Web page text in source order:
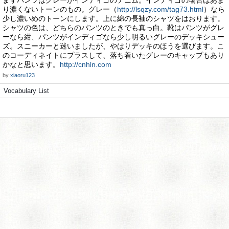
り濃くないトーンのもの。グレー（http://lsqzy.com/tag73.html）なら
少し濃いめのトーンにします。上に綿の長袖のシャツをはおります。
シャツの色は、どちらのパンツのときでも真っ白。靴はパンツがグレ
ーなら紺、パンツがインディゴなら少し明るいグレーのデッキシュー
ズ。スニーカーと迷いましたが、やはりデッキのほうを選びます。こ
のコーディネイトにプラスして、落ち着いたグレーのキャップもあり
かなと思います。 http://cnhln.com
by xiaoru123
Vocabulary List